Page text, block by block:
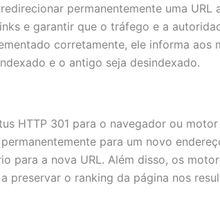
permanentemente uma URL
e garantir que o tráfego e a
corretamente, ele informa
e o antigo seja desindexado.
HTTP 301 para o navegador ou
para um novo
para a nova URL. Além disso, os
preservar o ranking da página nos